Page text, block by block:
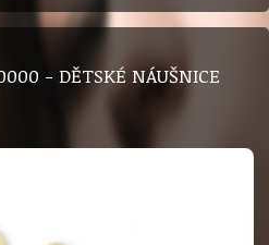
- DĚTSKÉ NÁUŠNICE